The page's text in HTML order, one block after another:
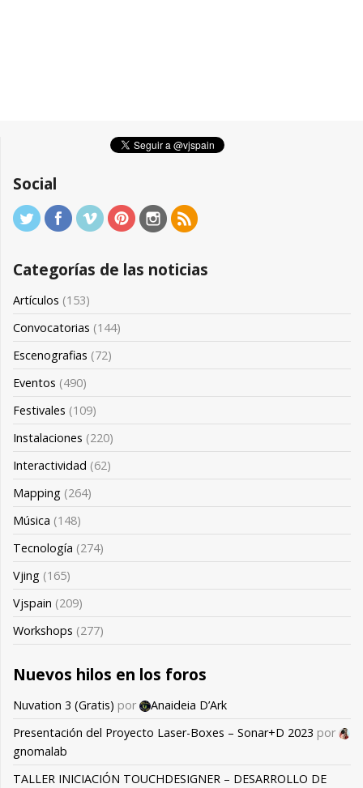
Social
Categorías de las noticias
Artículos (153)
Convocatorias (144)
Escenografias (72)
Eventos (490)
Festivales (109)
Instalaciones (220)
Interactividad (62)
Mapping (264)
Música (148)
Tecnología (274)
Vjing (165)
Vjspain (209)
Workshops (277)
Nuevos hilos en los foros
Nuvation 3 (Gratis) por
Anaideia D’Ark
Presentación del Proyecto Laser-Boxes – Sonar+D 2023 por
gnomalab
TALLER INICIACIÓN TOUCHDESIGNER – DESARROLLO DE